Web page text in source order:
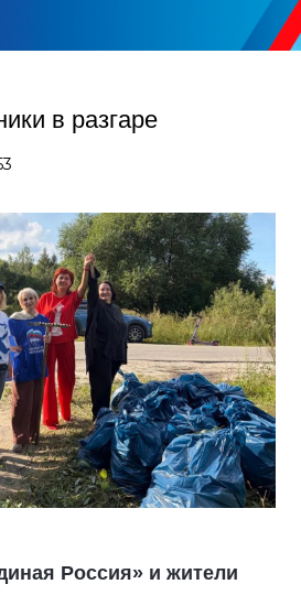
в разгаре
Россия» и жители